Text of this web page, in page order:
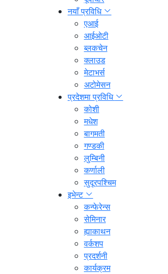
नयाँ प्रविधि
एआई
आईओटी
ब्लकचेन
क्लाउड
मेटाभर्स
अटोमेसन
प्रदेशमा प्रविधि
कोशी
मधेश
बागमती
गण्डकी
लुम्बिनी
कर्णाली
सुदूरपश्चिम
इभेन्ट
कन्फेरेन्स
सेमिनार
ह्याकाथन
वर्कशप
प्रदर्शनी
कार्यक्रम